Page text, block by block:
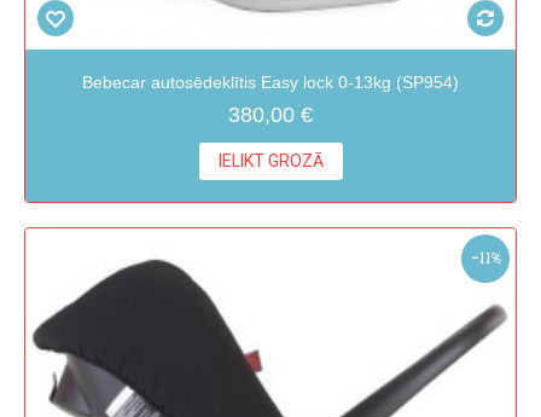
Bebecar autosēdeklītis Easy lock 0-13kg (SP954)
380,00 €
IELIKT GROZĀ
-11%